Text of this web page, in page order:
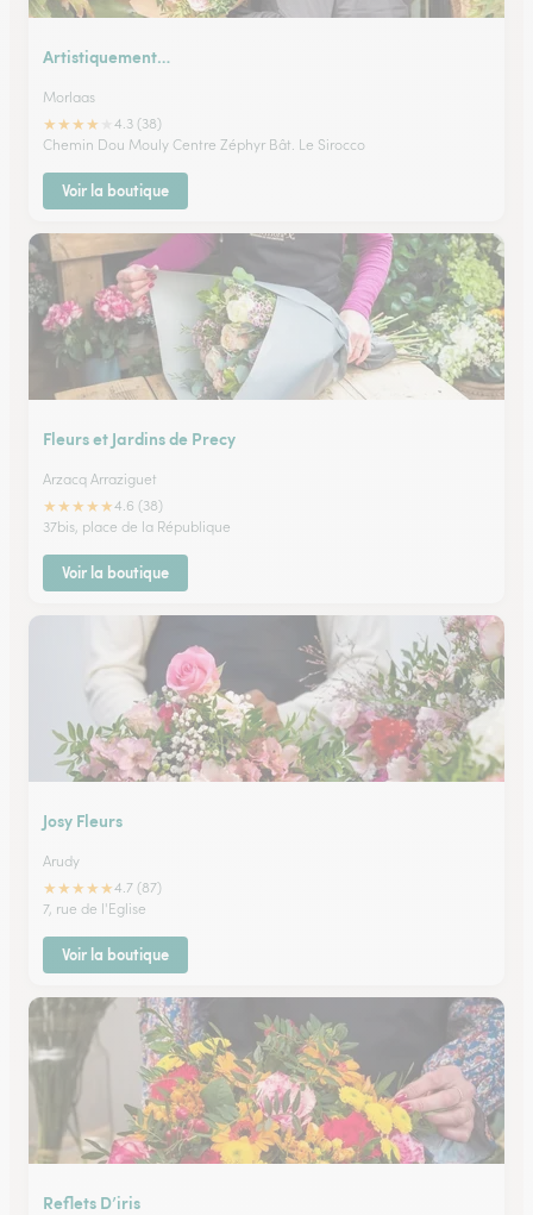
Artistiquement…
Morlaas
★★★★
4.3 (38)
Chemin Dou Mouly Centre Zéphyr Bât. Le Sirocco
Voir la boutique
Fleurs et Jardins de Precy
Arzacq Arraziguet
★★★★★4.6 (38)
37bis, place de la République
Voir la boutique
Josy Fleurs
Arudy
★★★★★4.7 (87)
7, rue de l'Eglise
Voir la boutique
Reflets D’iris